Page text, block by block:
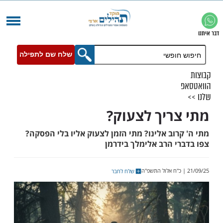
שלח שם לתפילה
לצעוק?
אלינו? מתי הזמן לצעוק אליו בלי הפסקה?
הרב אלימלך בידרמן
שלח לחבר